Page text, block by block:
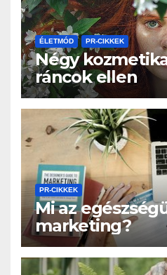
ÉLETMÓD PR-CIKKEK
Négy
ráncok ellen
PR-CIKKEK
Mi az
marketing?